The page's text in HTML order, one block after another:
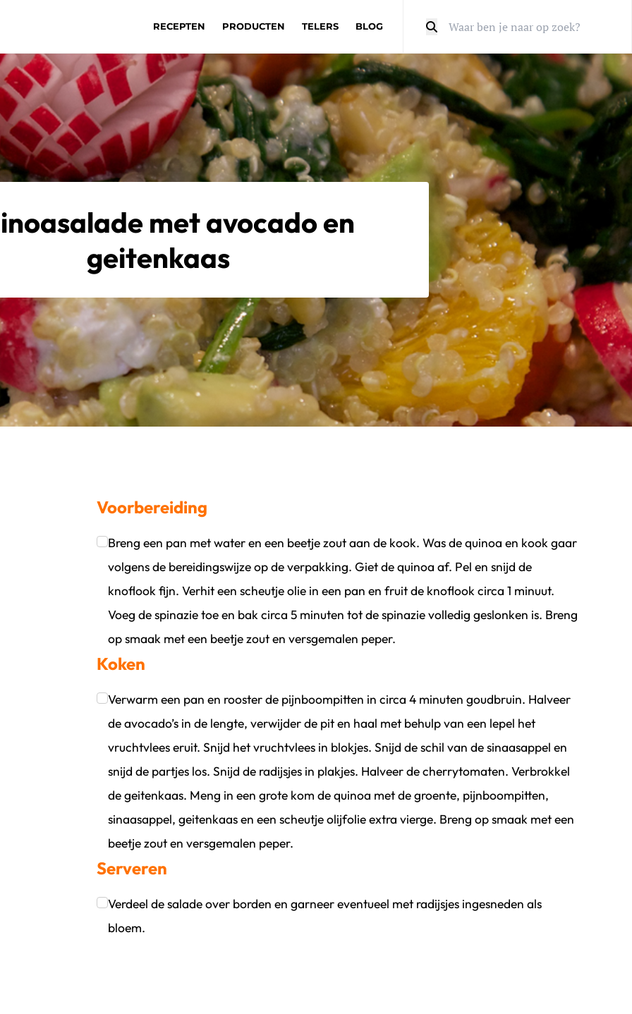
RECEPTEN PRODUCTEN TELERS BLOG
met avocado en
geitenkaas
persoon
Voorbereiding
Breng een pan met water en een beetje zout aan de kook. Was de quinoa en kook gaar
volgens de bereidingswijze op de verpakking. Giet de quinoa af. Pel en snijd de
knoflook fijn. Verhit een scheutje olie in een pan en fruit de knoflook circa 1 minuut.
Voeg de spinazie toe en bak circa 5 minuten tot de spinazie volledig geslonken is. Breng
op smaak met een beetje zout en versgemalen peper.
Klik om dit selectievakje aan te vinken
Koken
Verwarm een pan en rooster de pijnboompitten in circa 4 minuten goudbruin. Halveer
de avocado’s in de lengte, verwijder de pit en haal met behulp van een lepel het
vruchtvlees eruit. Snijd het vruchtvlees in blokjes. Snijd de schil van de sinaasappel en
snijd de partjes los. Snijd de radijsjes in plakjes. Halveer de cherrytomaten. Verbrokkel
de geitenkaas. Meng in een grote kom de quinoa met de groente, pijnboompitten,
sinaasappel, geitenkaas en een scheutje olijfolie extra vierge. Breng op smaak met een
beetje zout en versgemalen peper.
Klik om dit selectievakje aan te vinken
Serveren
Verdeel de salade over borden en garneer eventueel met radijsjes ingesneden als
bloem.